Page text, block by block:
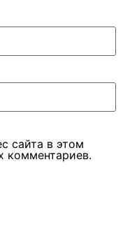
сайта в этом
комментариев.